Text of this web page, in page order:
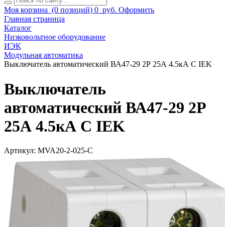
Моя корзина (0 позиций) 0 руб. Оформить
Главная страница
Каталог
Низковольтное оборудование
ИЭК
Модульная автоматика
Выключатель автоматический ВА47-29 2Р 25А 4.5кА С IEK
Выключатель
автоматический ВА47-29 2Р
25А 4.5кА С IEK
Артикул: MVA20-2-025-C